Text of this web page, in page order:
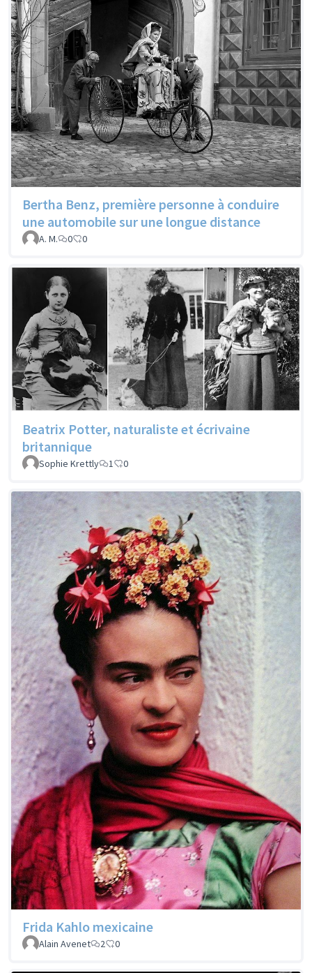
Bertha Benz, première personne à conduire
une automobile sur une longue distance
A. M. 0 0
Beatrix Potter, naturaliste et écrivaine
britannique
Sophie Krettly 1 0
Frida Kahlo mexicaine
Alain Avenet 2 0